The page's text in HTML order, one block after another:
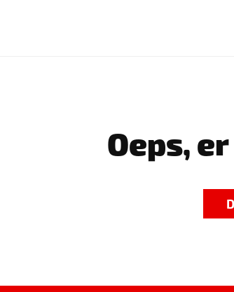
Oeps,